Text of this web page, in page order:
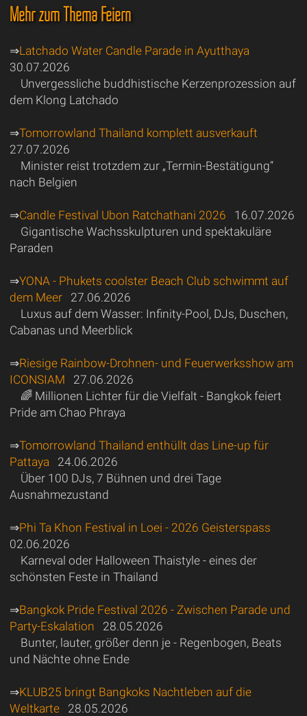
Mehr zum Thema Feiern
⇒Latchado Water Candle Parade in Ayutthaya
30.07.2026
Unvergessliche buddhistische Kerzenprozession auf
dem Klong Latchado
⇒Tomorrowland Thailand komplett ausverkauft
27.07.2026
Minister reist trotzdem zur „Termin-Bestätigung“
nach Belgien
⇒Candle Festival Ubon Ratchathani 2026 16.07.2026
Gigantische Wachsskulpturen und spektakuläre
Paraden
⇒YONA - Phukets coolster Beach Club schwimmt auf
dem Meer27.06.2026
Luxus auf dem Wasser: Infinity-Pool, DJs, Duschen,
Cabanas und Meerblick
⇒Riesige Rainbow-Drohnen- und Feuerwerksshow am
ICONSIAM 27.06.2026
🌈 Millionen Lichter für die Vielfalt - Bangkok feiert
Pride am Chao Phraya
⇒Tomorrowland Thailand enthüllt das Line-up für
Pattaya 24.06.2026
Über 100 DJs, 7 Bühnen und drei Tage
Ausnahmezustand
⇒Phi Ta Khon Festival in Loei - 2026 Geisterspass
02.06.2026
Karneval oder Halloween Thaistyle - eines der
schönsten Feste in Thailand
⇒Bangkok Pride Festival 2026 - Zwischen Parade und
Party-Eskalation 28.05.2026
Bunter, lauter, größer denn je - Regenbogen, Beats
und Nächte ohne Ende
⇒KLUB25 bringt Bangkoks Nachtleben auf die
Weltkarte28.05.2026